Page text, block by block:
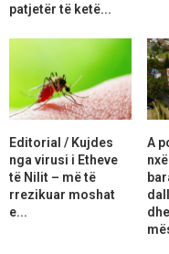
patjetër të ketë...
Editorial / Kujdes
nga virusi i Etheve
të Nilit – më të
rrezikuar moshat
e...
A